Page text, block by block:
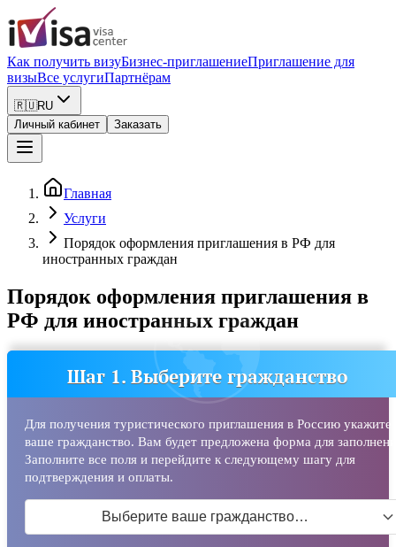
Как получить визуБизнес-приглашениеПриглашение для
визыВсе услугиПартнёрам
🇷🇺RU
Личный кабинет
Заказать
Главная
Услуги
Порядок оформления приглашения в РФ для
иностранных граждан
Порядок оформления приглашения в
РФ для иностранных граждан
Шаг 1. Выберите гражданство
Для получения туристического приглашения в Россию укажите
ваше гражданство. Вам будет предложена форма для
Заполните все поля и перейдите к следующему шагу для
подтверждения и оплаты.
Выберите ваше гражданство…